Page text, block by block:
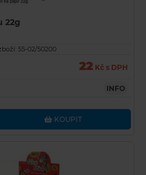
22g
55-02/50200
22 Kč s DPH
INFO
KOUPIT